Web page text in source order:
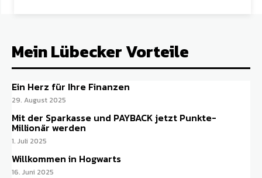
Mein Lübecker Vorteile
Ein Herz für Ihre Finanzen
29. August 2025
Mit der Sparkasse und PAYBACK jetzt Punkte-
Millionär werden
1. Juli 2025
Willkommen in Hogwarts
16. Juni 2025